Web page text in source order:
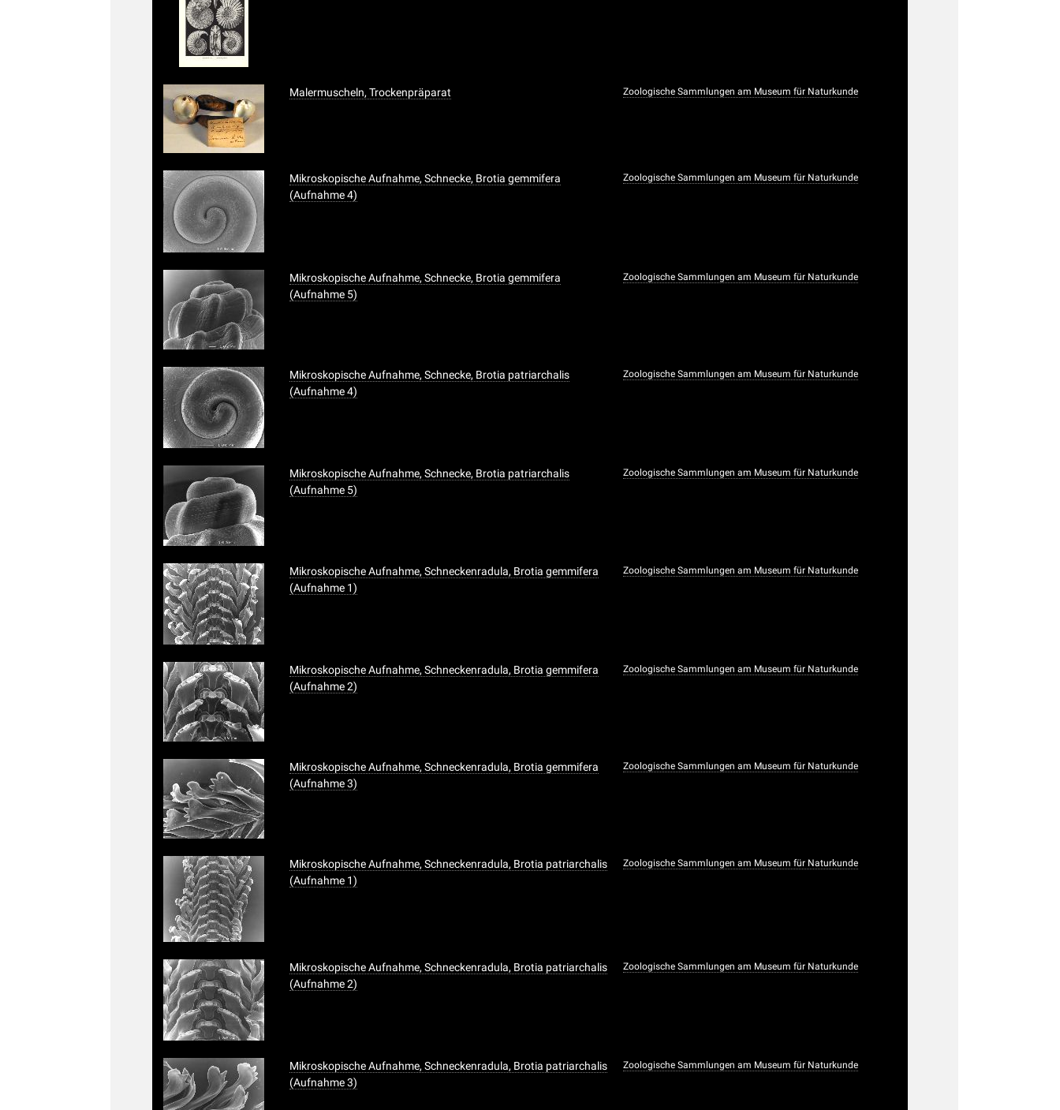
Malermuscheln, Trockenpräparat Zoologische Sammlungen am Museum für Naturkunde
Mikroskopische Aufnahme, Schnecke, Brotia gemmifera
(Aufnahme 4)
Zoologische Sammlungen am Museum für Naturkunde
Mikroskopische Aufnahme, Schnecke, Brotia gemmifera
(Aufnahme 5)
Zoologische Sammlungen am Museum für Naturkunde
Mikroskopische Aufnahme, Schnecke, Brotia patriarchalis
(Aufnahme 4)
Zoologische Sammlungen am Museum für Naturkunde
Mikroskopische Aufnahme, Schnecke, Brotia patriarchalis
(Aufnahme 5)
Zoologische Sammlungen am Museum für Naturkunde
Mikroskopische Aufnahme, Schneckenradula, Brotia gemmifera
(Aufnahme 1)
Zoologische Sammlungen am Museum für Naturkunde
Mikroskopische Aufnahme, Schneckenradula, Brotia gemmifera
(Aufnahme 2)
Zoologische Sammlungen am Museum für Naturkunde
Mikroskopische Aufnahme, Schneckenradula, Brotia gemmifera
(Aufnahme 3)
Zoologische Sammlungen am Museum für Naturkunde
Mikroskopische Aufnahme, Schneckenradula, Brotia patriarchalis
(Aufnahme 1)
Zoologische Sammlungen am Museum für Naturkunde
Mikroskopische Aufnahme, Schneckenradula, Brotia patriarchalis
(Aufnahme 2)
Zoologische Sammlungen am Museum für Naturkunde
Mikroskopische Aufnahme, Schneckenradula, Brotia patriarchalis
(Aufnahme 3)
Zoologische Sammlungen am Museum für Naturkunde